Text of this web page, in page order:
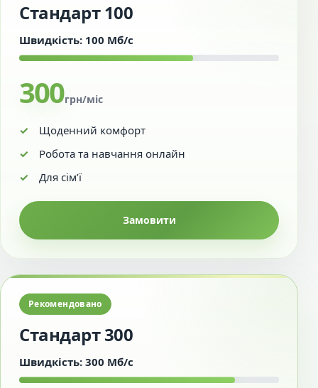
Стандарт 100
Швидкість: 100 Мб/с
300грн/міс
Щоденний комфорт
Робота та навчання онлайн
Для сім’ї
Замовити
Рекомендовано
Стандарт 300
Швидкість: 300 Мб/с